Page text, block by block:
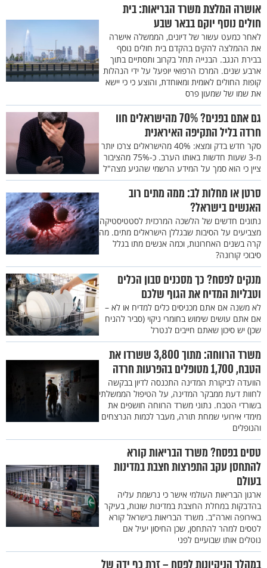
אושרה המלצת משרד הבריאות: בית
חולים נוסף יוקם בבאר שבע
לאחר כמעט עשור של דיונים, הממשלה אישרה
את ההמלצה להקים בהקדם בית חולים נוסף
בבירת הנגב. הבנייה תחל בקרוב ותסתיים בתוך
ארבע שנים. המרכז הרפואי יופעל על ידי הנהלות
קופות החולים לאומית ומאוחדת, והוצע כי כי יישא
את שמו של שמעון פרס
גם אתם בפנים? 70% מהישראלים חוו
חרדה בליל התקיפה האיראנית
סקר חדש בדק ומצא: 40% מהישראלים צרכו יותר
מ-3 שעות חדשות באותו הערב. כ-75% מהציבור
ציין כי הוא סמך על המידע הרשמי שהגיע מצה"ל
סרטן או מחלות לב: ממה מתים רוב
האנשים בישראל?
נתונים חדשים של הלשכה המרכזית לסטטיסטיקה
מצביעים על הסיבות שבגללן הישראלים מתים. מה
קרה בשנים האחרונות, וכמה אנשים מתו בגלל
סיבוכי קורונה?
מנקים לפסח? כך מסכנים סבון הכלים
וטבליות המדיח את הגוף שלכם
לא משנה אם אתם מכניסים כלים למדיח או לא –
אם אתם עושים שימוש בחומרי ניקוי (סביר להניח
שכן) יש סיכון שאתם חייבים לנטרל
משרד הרווחה: מתוך 3,800 ששרדו את
הטבח, 1,700 מטופלים בהפרעות חרדה
הוועדה לביקורת המדינה התכנסה לדיון בבקשה
לחוות דעת ממבקר המדינה, על הטיפול הממשלתי
בשורדי הטבח. נתוני משרד הרווחה חושפים את
מימדי אירועי שמחת תורה, מעבר לכמות הנרצחים
והנופלים
טסים בפסח? משרד הבריאות קורא
להתחסן עקב התפרצות חצבת במדינות
בעולם
ארגון הבריאות העולמי אישר כי נרשמת עליה
בהדבקות במחלת החצבת במדינות שונות, בעיקר
באירופה וארה"ב. משרד הבריאות בישראל קורא
לטסים למהר להתחסן, שכן החיסון יעיל אם
נוטלים אותו שבועיים לפני